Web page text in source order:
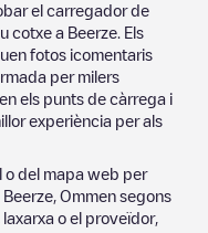
el carregador de
cotxe a Beerze . Els
fotos icomentaris
per milers
els punts de càrrega i
experiència per als
o del mapa web per
Beerze Ommen segons
o el proveïdor,